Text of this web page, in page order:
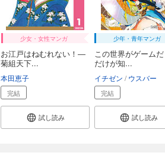
少女・女性マンガ
お江戸はねむれない！―
菊組天下...
本田恵子
完結
試し読み
少年・青年マンガ
この世界がゲーム
だけが知...
イチゼン ウスバー
完結
試し読み